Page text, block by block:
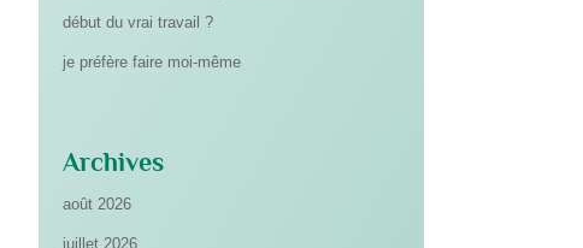
début du vrai travail ?
je préfère faire moi-même
Archives
août 2026
juillet 2026